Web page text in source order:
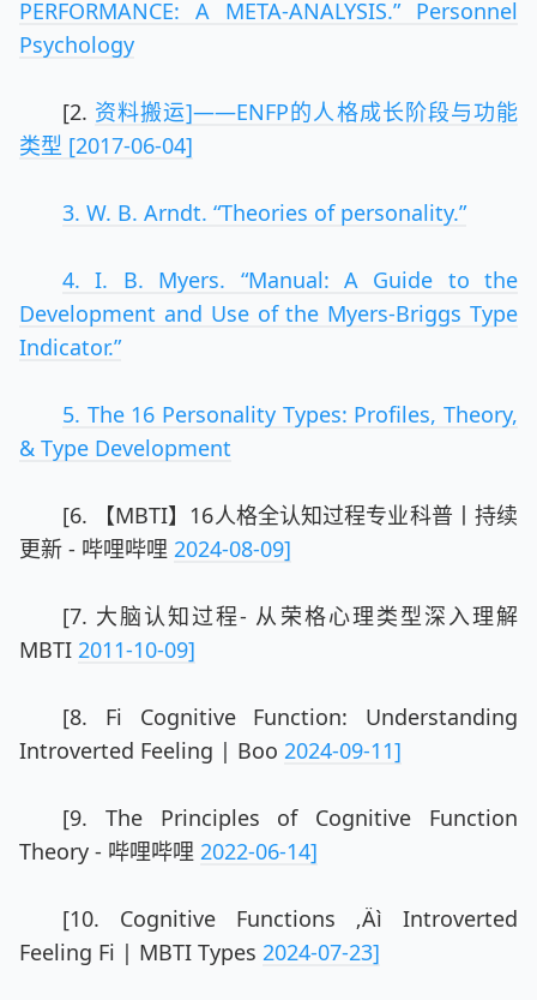
PERFORMANCE: A META-ANALYSIS.” Personnel
Psychology
[2. 资料搬运]——ENFP的人格成长阶段与功能
类型 [2017-06-04]
3. W. B. Arndt. “Theories of personality.”
4. I. B. Myers. “Manual: A Guide to the
Development and Use of the Myers-Briggs Type
Indicator.”
5. The 16 Personality Types: Profiles, Theory,
& Type Development
[6. 【MBTI】16人格全认知过程专业科普丨持续
更新 - 哔哩哔哩 2024-08-09]
[7. 大脑认知过程- 从荣格心理类型深入理解
MBTI 2011-10-09]
[8. Fi Cognitive Function: Understanding
Introverted Feeling | Boo 2024-09-11]
[9. The Principles of Cognitive Function
Theory - 哔哩哔哩 2022-06-14]
[10. Cognitive Functions ‚Äì Introverted
Feeling Fi | MBTI Types 2024-07-23]